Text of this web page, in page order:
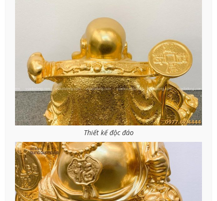
Thiết kế độc đáo